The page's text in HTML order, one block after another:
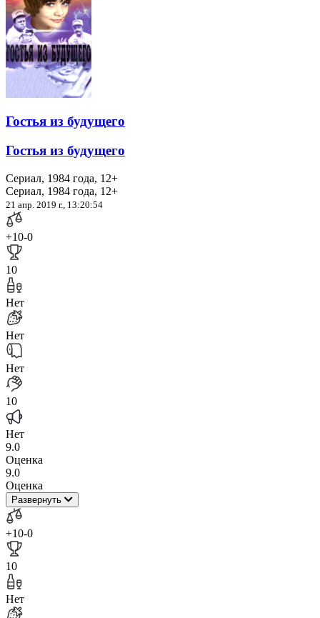
Гостья из будущего
Гостья из будущего
Сериал, 1984 года, 12+
Сериал, 1984 года, 12+
21 апр. 2019 г., 13:20:54
+10-0
10
Нет
Нет
Нет
10
Нет
9.0
Оценка
9.0
Оценка
Развернуть
+10-0
10
Нет